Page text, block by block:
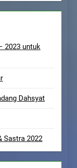
2023 untuk
Dahsyat
Sastra 2022